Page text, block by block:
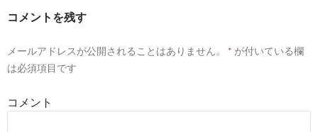
ゲ
ー
シ
ン
コメントを残す
メールアドレスが公開されることはありません。 * が付いている欄
は必須項目です
コメント